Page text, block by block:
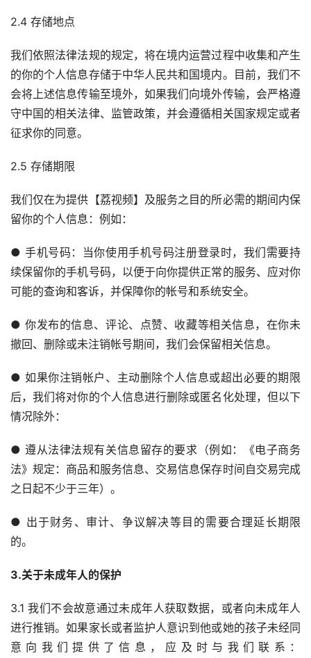
2.4 存储地点
我们依照法律法规的规定，将在境内运营过程中收集和产生
的你的个人信息存储于中华人民共和国境内。目前，我们不
会将上述信息传输至境外，如果我们向境外传输，会严格遵
守中国的相关法律、监管政策，并会遵循相关国家规定或者
征求你的同意。
2.5 存储期限
我们仅在为提供【荔视频】及服务之目的所必需的期间内保
留你的个人信息：例如：
● 手机号码：当你使用手机号码注册登录时，我们需要持
续保留你的手机号码，以便于向你提供正常的服务、应对你
可能的查询和客诉，并保障你的帐号和系统安全。
● 你发布的信息、评论、点赞、收藏等相关信息，在你未
撤回、删除或未注销帐号期间，我们会保留相关信息。
● 如果你注销帐户、主动删除个人信息或超出必要的期限
后，我们将对你的个人信息进行删除或匿名化处理，但以下
情况除外：
● 遵从法律法规有关信息留存的要求（例如：《电子商务
法》规定：商品和服务信息、交易信息保存时间自交易完成
之日起不少于三年）。
● 出于财务、审计、争议解决等目的需要合理延长期限
的。
3.关于未成年人的保护
3.1 我们不会故意通过未成年人获取数据，或者向未成年人
进行推销。如果家长或者监护人意识到他或她的孩子未经同
意向我们提供了信息，应及时与我们联系：